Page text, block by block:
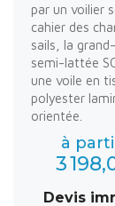
par un voilier
cahier des
sails, la
semi-lattée
une voile en
polyester
orientée.
à
3
Devis